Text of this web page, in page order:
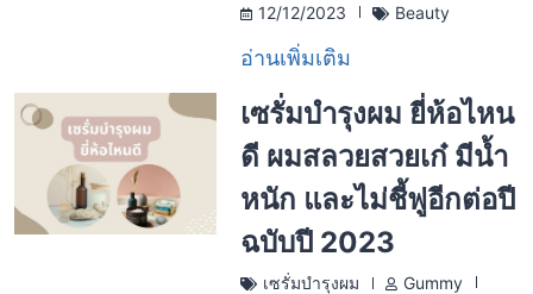
12/12/2023
Beauty
อ่านเพิ่มเติม
เซรั่มบำรุงผม ยี่ห้อไหน
ดี ผมสลวยสวยเก๋ มีน้ำ
หนัก และไม่ชี้ฟูอีกต่อปี
ฉบับปี 2023
เซรั่มบำรุงผม
Gummy